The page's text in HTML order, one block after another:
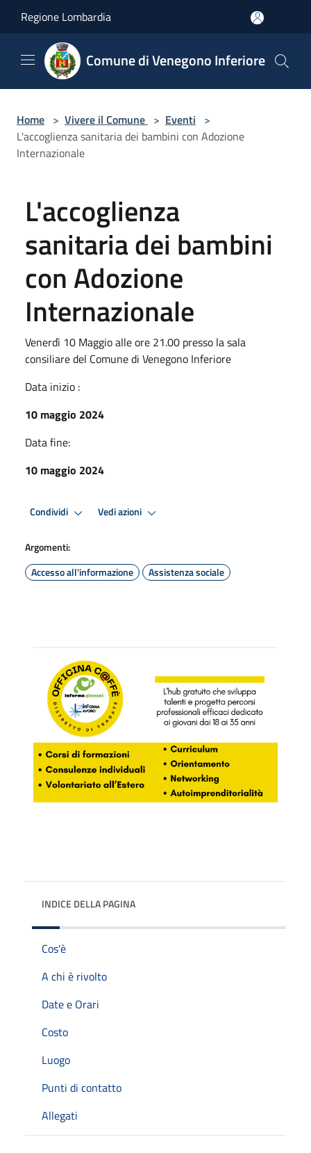
Regione Lombardia
Comune di Venegono Inferiore
Home > Vivere il Comune > Eventi >
L'accoglienza sanitaria dei bambini con Adozione
Internazionale
L'accoglienza
sanitaria dei bambini
con Adozione
Internazionale
Venerdì 10 Maggio alle ore 21.00 presso la sala
consiliare del Comune di Venegono Inferiore
Data inizio :
10 maggio 2024
Data fine:
10 maggio 2024
Condividi Vedi azioni
Argomenti:
Accesso all'informazione
Assistenza sociale
INDICE DELLA PAGINA
Cos'è
A chi è rivolto
Date e Orari
Costo
Luogo
Punti di contatto
Allegati